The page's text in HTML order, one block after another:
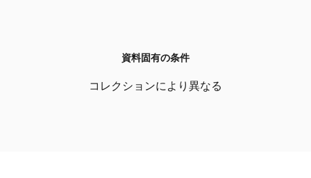
資料固有の条件
コレクションにより異なる